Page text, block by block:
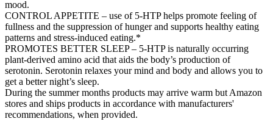
mood.
CONTROL APPETITE – use of 5-HTP helps promote feeling of
fullness and the suppression of hunger and supports healthy eating
patterns and stress-induced eating.*
PROMOTES BETTER SLEEP – 5-HTP is naturally occurring
plant-derived amino acid that aids the body’s production of
serotonin. Serotonin relaxes your mind and body and allows you to
get a better night’s sleep.
During the summer months products may arrive warm but Amazon
stores and ships products in accordance with manufacturers'
recommendations, when provided.